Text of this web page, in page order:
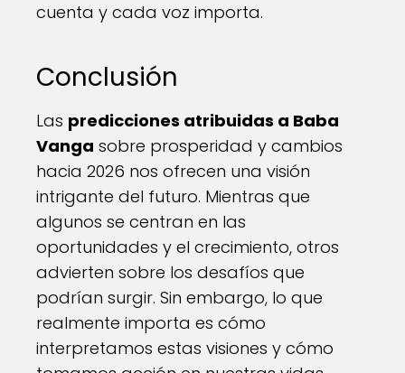
cuenta y cada voz importa.
Conclusión
Las predicciones atribuidas a Baba
Vanga sobre prosperidad y cambios
hacia 2026 nos ofrecen una visión
intrigante del futuro. Mientras que
algunos se centran en las
oportunidades y el crecimiento, otros
advierten sobre los desafíos que
podrían surgir. Sin embargo, lo que
realmente importa es cómo
interpretamos estas visiones y cómo